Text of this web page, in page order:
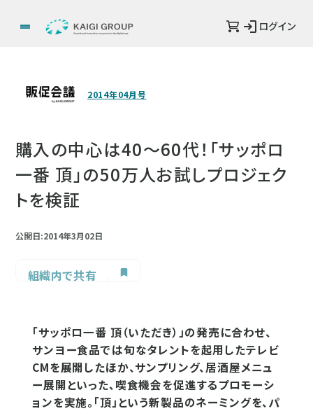
ログイン
2014年04月号
購入の中心は40～60代！「サッポロ
一番 頂」の50万人お試しプロジェク
トを検証
公開日:2014年3月02日
組織内で共有
「サッポロ一番 頂（いただき）」の発売に合わせ、
サンヨー食品では旬なタレントを起用したテレビ
CMを展開したほか、サンプリング、居酒屋メニュ
ー展開といった、喫食機会を促進するプロモーシ
ョンを実施。「頂」という新製品のネーミングを、パ